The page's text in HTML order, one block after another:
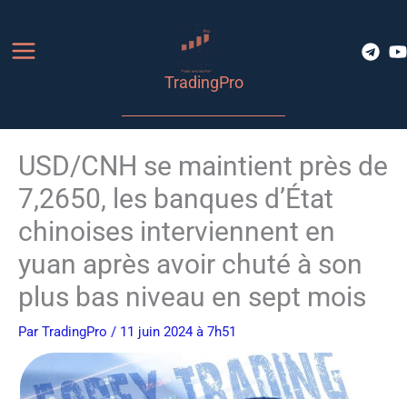
contenu
TradingPro
USD/CNH se maintient près de
7,2650, les banques d’État
chinoises interviennent en
yuan après avoir chuté à son
plus bas niveau en sept mois
Par TradingPro / 11 juin 2024 à 7h51